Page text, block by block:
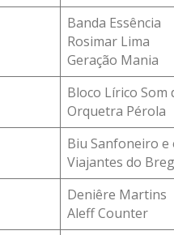
Banda Essência
Rosimar Lima
Geração Mania
Bloco Lírico Som
Orquetra Pérola
Biu Sanfoneiro
Viajantes do
Deniêre Martins
Aleff Counter